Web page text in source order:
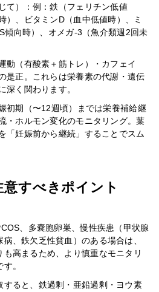
て）：例：鉄（フェリチン低値
）、ビタミンD（血中低値時）、ミ
傾向時）、オメガ-3（魚介類週2回未
動（有酸素＋筋トレ）・カフェイ
是正。これらは栄養素の代謝・遺伝
深く関わります。
初期（〜12週頃）までは栄養補給継
・ホルモン変化のモニタリング。葉
「妊娠前から継続」することでスム
すべきポイント
、多嚢胞卵巣、慢性疾患（甲状腺
、鉄欠乏性貧血）のある場合は、
も高まるため、より慎重なモニタリ
。
すると、鉄過剰・亜鉛過剰・ヨウ素